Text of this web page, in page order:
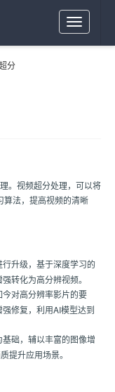
Toggle
navigation
分
。视频超分处理，可以将
算法，提高视频的清晰
升级，基于深度学习的
转化为高分辨视频。
对高分辨率影片的要
修复，利用AI模型达到
础，辅以丰富的图像增
提升应用场景。